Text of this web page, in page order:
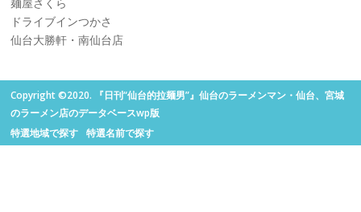
麺屋さくら
ドライブインつかさ
仙台大勝軒・南仙台店
Copyright ©2020. 『日刊“仙台的拉麺男”』仙台のラーメンマン・仙台、宮城
のラーメン店のデータベースwp版
特選地域で探す
特選名前で探す